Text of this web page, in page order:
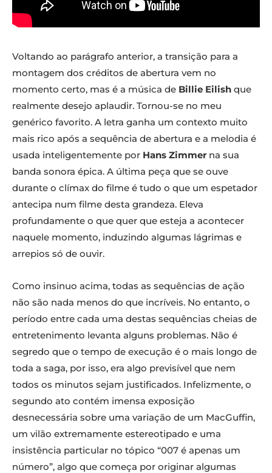
Voltando ao parágrafo anterior, a transição para a
montagem dos créditos de abertura vem no
momento certo, mas é a música de Billie Eilish que
realmente desejo aplaudir. Tornou-se no meu
genérico favorito. A letra ganha um contexto muito
mais rico após a sequência de abertura e a melodia é
usada inteligentemente por Hans Zimmer na sua
banda sonora épica. A última peça que se ouve
durante o clímax do filme é tudo o que um espetador
antecipa num filme desta grandeza. Eleva
profundamente o que quer que esteja a acontecer
naquele momento, induzindo algumas lágrimas e
arrepios só de ouvir.
Como insinuo acima, todas as sequências de ação
não são nada menos do que incríveis. No entanto, o
período entre cada uma destas sequências cheias de
entretenimento levanta alguns problemas. Não é
segredo que o tempo de execução é o mais longo de
toda a saga, por isso, era algo previsível que nem
todos os minutos sejam justificados. Infelizmente, o
segundo ato contém imensa exposição
desnecessária sobre uma variação de um MacGuffin,
um vilão extremamente estereotipado e uma
insistência particular no tópico “007 é apenas um
número”, algo que começa por originar algumas